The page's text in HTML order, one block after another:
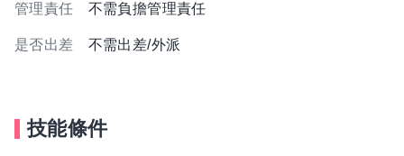
管理責任 不需負擔管理責任
是否出差 不需出差/外派
技能條件